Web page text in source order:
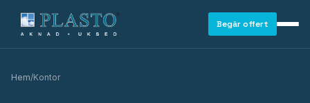
Begär offert
Hem/Kontor